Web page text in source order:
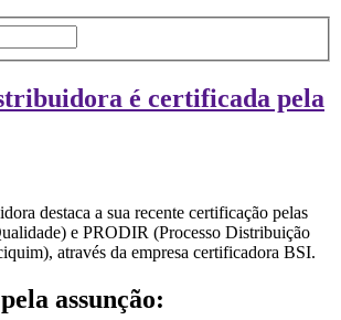
é certificada pela
destaca a sua recente certificação pelas
e PRODIR (Processo Distribuição
através da empresa certificadora BSI.
assunção: